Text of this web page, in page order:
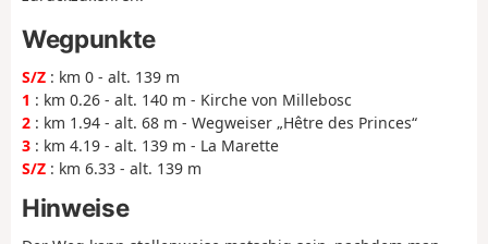
Wegpunkte
S/Z : km 0 - alt. 139 m
1 : km 0.26 - alt. 140 m - Kirche von Millebosc
2 : km 1.94 - alt. 68 m - Wegweiser „Hêtre des Princes“
3 : km 4.19 - alt. 139 m - La Marette
S/Z : km 6.33 - alt. 139 m
Hinweise